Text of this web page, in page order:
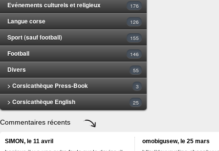
Evénements culturels et religieux 176
Langue corse 126
Sport (sauf football) 155
Football 146
Divers 55
> Corsicathèque Press-Book 3
> Corsicathèque English 25
Commentaires récents
SIMON, le 11 avril
omobigusew, le 25 mars